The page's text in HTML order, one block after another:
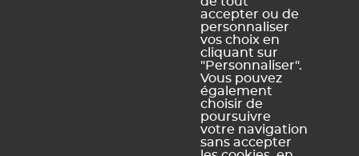
Pas vraiment
https://docs.index-education.com/docs_fr/fr-pronote-
support-fiche-856-3340-initier-une-discussion.php
Vous ne trouvez pas de réponse à votre question ?
accepter ou de
personnaliser
vos choix en
cliquant sur
"Personnaliser".
Vous pouvez
également
choisir de
poursuivre
votre navigation
sans accepter